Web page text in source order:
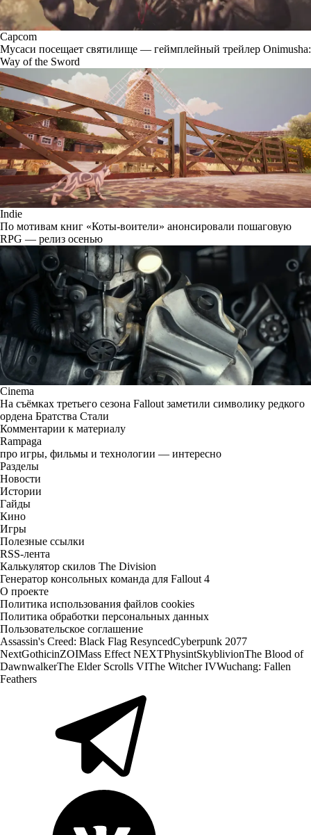
Capcom
Мусаси посещает святилище — геймплейный трейлер Onimusha:
Way of the Sword
Indie
По мотивам книг «Коты-воители» анонсировали пошаговую
RPG — релиз осенью
Cinema
На съёмках третьего сезона Fallout заметили символику редкого
ордена Братства Стали
Комментарии к материалу
Rampaga
про игры, фильмы и технологии — интересно
Разделы
Новости
Истории
Гайды
Кино
Игры
Полезные ссылки
RSS-лента
Калькулятор скилов The Division
Генератор консольных команда для Fallout 4
О проекте
Политика использования файлов cookies
Политика обработки персональных данных
Пользовательское соглашение
Assassin's Creed: Black Flag ResyncedCyberpunk 2077
NextGothicinZOIMass Effect NEXTPhysintSkyblivionThe Blood of
DawnwalkerThe Elder Scrolls VIThe Witcher IVWuchang: Fallen
Feathers